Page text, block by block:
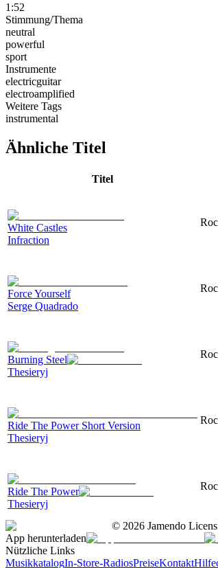
1:52
Stimmung/Thema
neutral
powerful
sport
Instrumente
electricguitar
electroamplified
Weitere Tags
instrumental
Ähnliche Titel
Titel
White Castles
Infraction
Force Yourself
Serge Quadrado
Burning Steel
Thesieryj
Ride The Power Short Version
Thesieryj
Ride The Power
Thesieryj
© 2026 Jamendo
App herunterladen
Nützliche Links
MusikkatalogIn-Store-RadiosPreiseKontakt